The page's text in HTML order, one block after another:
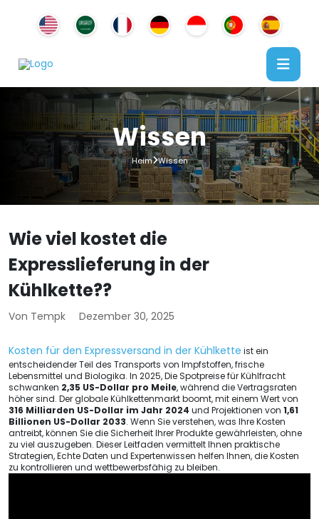
Wissen
Heim Wissen
Wie viel kostet die
Expresslieferung in der
Kühlkette??
Von Tempk Dezember 30, 2025
Kosten für den Expressversand in der Kühlkette ist ein
entscheidender Teil des Transports von Impfstoffen, frische
Lebensmittel und Biologika. In 2025, Die Spotpreise für Kühlfracht
schwanken 2,35 US-Dollar pro Meile, während die Vertragsraten
höher sind. Der globale Kühlkettenmarkt boomt, mit einem Wert von
316 Milliarden US-Dollar im Jahr 2024 und Projektionen von 1,61
Billionen US-Dollar 2033. Wenn Sie verstehen, was Ihre Kosten
antreibt, können Sie die Sicherheit Ihrer Produkte gewährleisten, ohne
zu viel auszugeben. Dieser Leitfaden vermittelt Ihnen praktische
Strategien, Echte Daten und Expertenwissen helfen Ihnen, die Kosten
zu kontrollieren und wettbewerbsfähig zu bleiben.